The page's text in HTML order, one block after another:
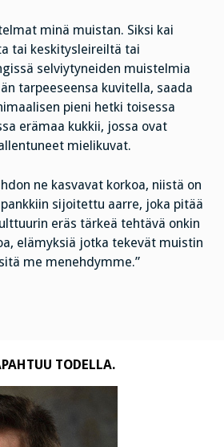
minä muistan. Siksi kai
tai keskitysleireiltä tai
selviytyneiden muistelmia
tarpeeseensa kuvitella, saada
pieni hetki toisessa
erämaa kukkii, jossa ovat
mielikuvat.
ne kasvavat korkoa, niistä on
sijoitettu aarre, joka pitää
eräs tärkeä tehtävä onkin
elämyksiä jotka tekevät muistin
me menehdymme.”
TODELLA.